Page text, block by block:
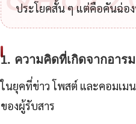
ประโยคสั้น ๆ แต่คือคันฉ่อ
1. ความคิดที่เกิดจากอา
ในยุคที่ข่าว โพสต์ และคอมเ
ของผู้รับสาร